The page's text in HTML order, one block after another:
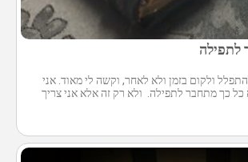
ולקום בזמן ולא לאחר, וקשה לי מאוד. אני
כך מתחבר לתפילה. ולא רק זה אלא אני צריך